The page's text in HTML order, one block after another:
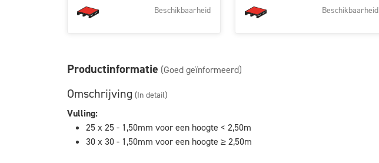
Beschikbaarheid Beschikbaarheid
Productinformatie (Goed geïnformeerd)
Omschrijving (In detail)
Vulling:
25 x 25 - 1,50mm voor een hoogte < 2,50m
30 x 30 - 1,50mm voor een hoogte ≥ 2,50m